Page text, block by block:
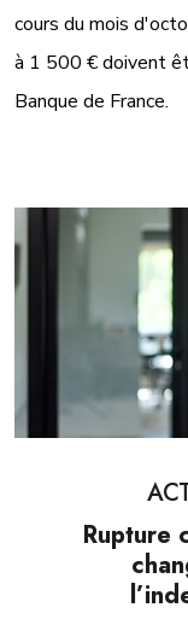
cours du mois
à 1 500 € doivent
Banque de France.
Rupture